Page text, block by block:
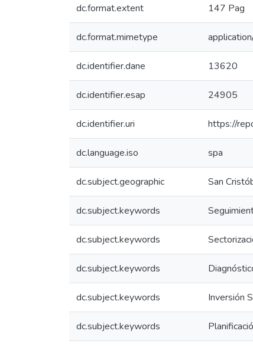
dc.format.extent 147 Pag
dc.format.mimetype
dc.identifier.dane 13620
dc.identifier.esap 24905
dc.identifier.uri https://
dc.language.iso spa
dc.subject.geographic San
dc.subject.keywords
dc.subject.keywords
dc.subject.keywords
dc.subject.keywords Inversión
dc.subject.keywords